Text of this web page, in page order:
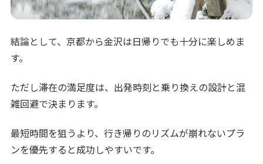
結論として、京都から金沢は日帰りでも十分に楽しめま
す。
ただし滞在の満足度は、出発時刻と乗り換えの設計と混
雑回避で決まります。
最短時間を狙うより、行き帰りのリズムが崩れないプラ
ンを優先すると成功しやすいです。